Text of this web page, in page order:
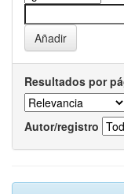
Resultados por
Autor/registro